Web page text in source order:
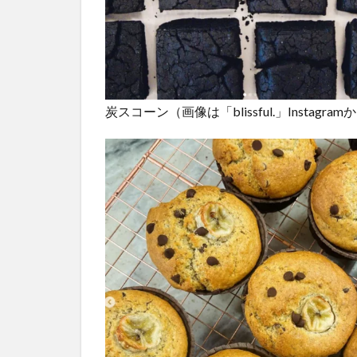
炭スコーン（画像は「blissful.」Instagram